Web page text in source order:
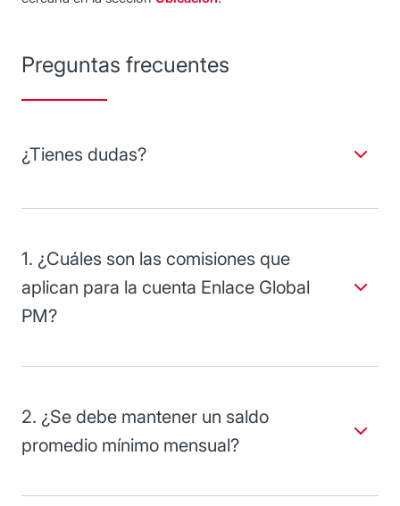
Preguntas frecuentes
¿Tienes dudas?
1. ¿Cuáles son las comisiones que
aplican para la cuenta Enlace Global
PM?
2. ¿Se debe mantener un saldo
promedio mínimo mensual?